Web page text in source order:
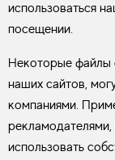
использоваться
посещении.
Некоторые файлы
наших сайтов,
компаниями.
использовать